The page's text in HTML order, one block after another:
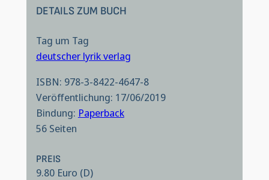
DETAILS ZUM BUCH
Tag um Tag
deutscher lyrik verlag
ISBN: 978-3-8422-4647-8
Veröffentlichung: 17/06/2019
Bindung: Paperback
56 Seiten
PREIS
9.80 Euro (D)